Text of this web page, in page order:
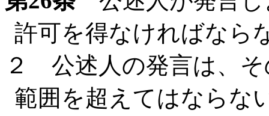
許可を得なければなら
２ 公述人の発言は、
範囲を超えてはならな